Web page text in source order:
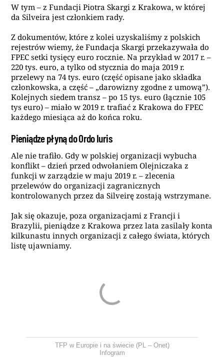
W tym – z Fundacji Piotra Skargi z Krakowa, w której
da Silveira jest członkiem rady.
Z dokumentów, które z kolei uzyskaliśmy z polskich
rejestrów wiemy, że Fundacja Skargi przekazywała do
FPEC setki tysięcy euro rocznie. Na przykład w 2017 r. –
220 tys. euro, a tylko od stycznia do maja 2019 r.
przelewy na 74 tys. euro (część opisane jako składka
członkowska, a część – „darowizny zgodne z umową”).
Kolejnych siedem transz – po 15 tys. euro (łącznie 105
tys euro) – miało w 2019 r. trafiać z Krakowa do FPEC
każdego miesiąca aż do końca roku.
Pieniądze płyną do Ordo Iuris
Ale nie trafiło. Gdy w polskiej organizacji wybucha
konflikt – dzień przed odwołaniem Olejniczaka z
funkcji w zarządzie w maju 2019 r. – zlecenia
przelewów do organizacji zagranicznych
kontrolowanych przez da Silveirę zostają wstrzymane.
Jak się okazuje, poza organizacjami z Francji i
Brazylii, pieniądze z Krakowa przez lata zasilały konta
kilkunastu innych organizacji z całego świata, których
listę ujawniamy.
TFP w Europie i na świecie (PL – Onet)
Infogram